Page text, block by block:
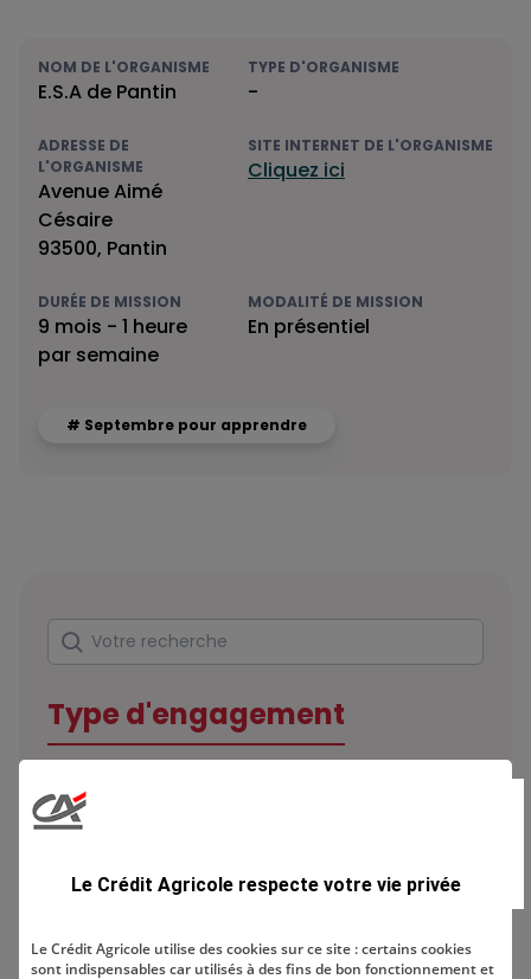
NOM DE L'ORGANISME
E.S.A de Pantin
TYPE D'ORGANISME
-
ADRESSE DE
L'ORGANISME
Avenue Aimé
Césaire
93500, Pantin
SITE INTERNET DE L'ORGANISME
Cliquez ici
DURÉE DE MISSION
9 mois - 1 heure
par semaine
MODALITÉ DE MISSION
En présentiel
# Septembre pour apprendre
Rechercher
Votre recherche
Type d'engagement
Le Crédit Agricole respecte votre vie privée
Le Crédit Agricole utilise des cookies sur ce site : certains cookies
sont indispensables car utilisés à des fins de bon fonctionnement et